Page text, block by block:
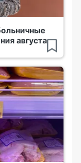
августа